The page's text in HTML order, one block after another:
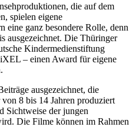
die auf dem
spielen eigene
eine ganz besondere Rolle, denn
ausgezeichnet. Die Thüringer
Kindermedienstiftung
– einen Award für eigene
ausgezeichnet, die
8 bis 14 Jahren produziert
Sichtweise der jungen
Die Filme können im Rahmen